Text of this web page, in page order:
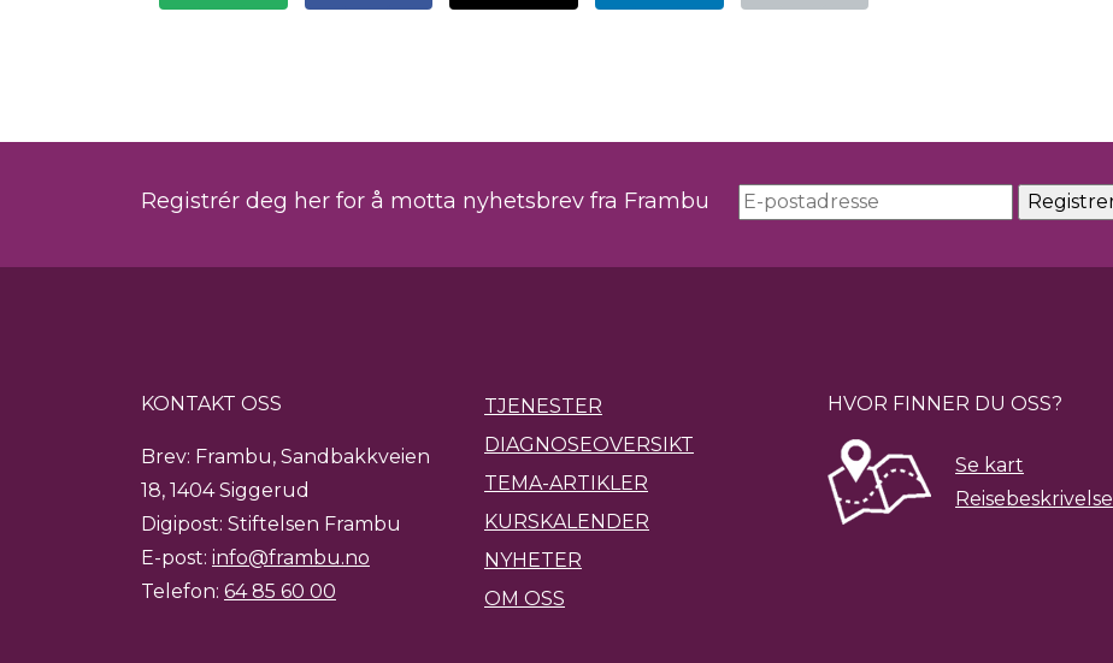
Registrér deg her for å motta nyhetsbrev fra Frambu
KONTAKT OSS
Brev: Frambu, Sandbakkveien
18, 1404 Siggerud
Digipost: Stiftelsen Frambu
E-post: info@frambu.no
Telefon: 64 85 60 00
TJENESTER
DIAGNOSEOVERSIKT
TEMA-ARTIKLER
KURSKALENDER
NYHETER
OM OSS
HVOR FINNER DU OSS?
Se kart
Reisebeskrivelse